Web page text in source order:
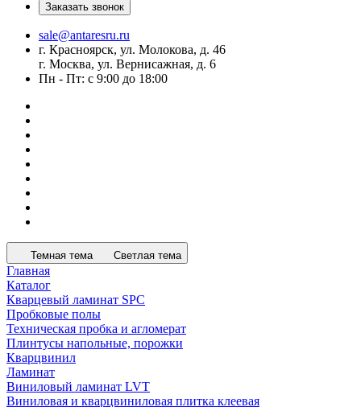
Заказать звонок
sale@antaresru.ru
г. Красноярск, ул. Молокова, д. 46
г. Москва, ул. Вернисажная, д. 6
Пн - Пт: с 9:00 до 18:00
Темная тема Светлая тема
Главная
Каталог
Кварцевый ламинат SPC
Пробковые полы
Техническая пробка и агломерат
Плинтусы напольные, порожки
Кварцвинил
Ламинат
Виниловый ламинат LVT
Виниловая и кварцвиниловая плитка клеевая